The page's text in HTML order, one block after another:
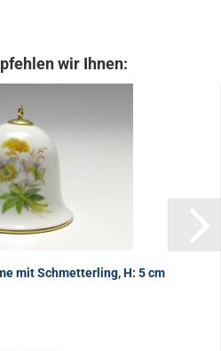
wir Ihnen:
mit Schmetterling, H: 5 cm